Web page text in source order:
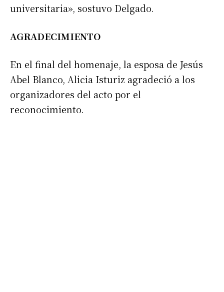
universitaria», sostuvo Delgado.
AGRADECIMIENTO
En el final del homenaje, la esposa de Jesús
Abel Blanco, Alicia Isturiz agradeció a los
organizadores del acto por el
reconocimiento.